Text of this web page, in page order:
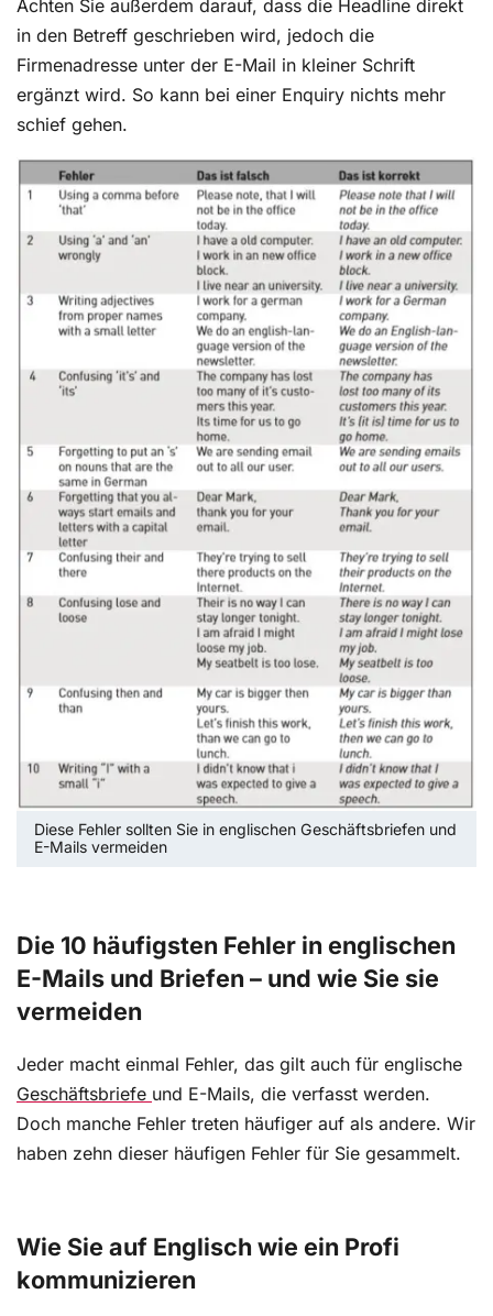
Achten Sie außerdem darauf, dass die Headline direkt
in den Betreff geschrieben wird, jedoch die
Firmenadresse unter der E-Mail in kleiner Schrift
ergänzt wird. So kann bei einer Enquiry nichts mehr
schief gehen.
Diese Fehler sollten Sie in englischen Geschäftsbriefen und
E-Mails vermeiden
Die 10 häufigsten Fehler in englischen
E-Mails und Briefen – und wie Sie sie
vermeiden
Jeder macht einmal Fehler, das gilt auch für englische
Geschäftsbriefe und E-Mails, die verfasst werden.
Doch manche Fehler treten häufiger auf als andere. Wir
haben zehn dieser häufigen Fehler für Sie gesammelt.
Wie Sie auf Englisch wie ein Profi
kommunizieren